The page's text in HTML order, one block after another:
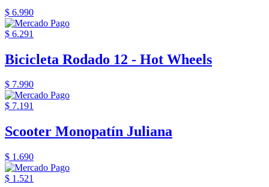
$ 6.990
$ 6.291
Bicicleta Rodado 12 - Hot Wheels
$ 7.990
$ 7.191
Scooter Monopatín Juliana
$ 1.690
$ 1.521